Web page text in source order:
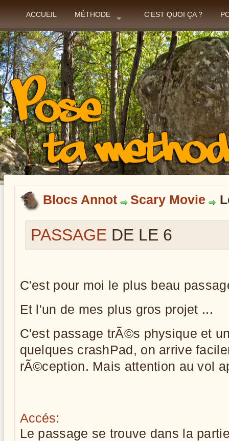
ACCUEIL MÉTHODE C'EST QUOI ÇA ?
Blocs Annot Scary Movie
PASSAGE DE LE 6
C'est pour moi le plus beau
Et l'un de mes plus gros projet ...
C'est passage trÃ©s physique et
quelques crashPad, on arrive
rÃ©ception. Mais attention au vol
Accés:
Le passage se trouve dans la